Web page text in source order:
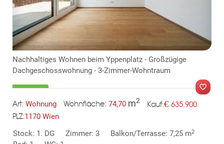
Nachhaltiges Wohnen beim Yppenplatz - Großzügige
Dachgeschosswohnung - 3-Zimmer-Wohntraum
Art: Wohnung Wohnfläche: 74,70 m2 Kauf:€ 635.900
PLZ:1170 Wien
Stock: 1. DG
Zimmer: 3 Balkon/Terrasse: 7,25 m2